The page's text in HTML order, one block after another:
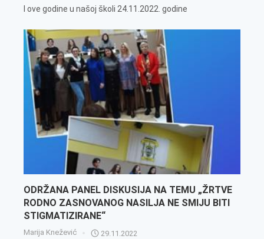
I ove godine u našoj školi 24.11.2022. godine
ODRŽANA PANEL DISKUSIJA NA TEMU „ŽRTVE
RODNO ZASNOVANOG NASILJA NE SMIJU BITI
STIGMATIZIRANE“
Marija Knežević 29.11.2022